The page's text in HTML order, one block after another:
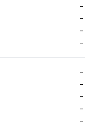
-
-
-
-
-
-
-
-
-